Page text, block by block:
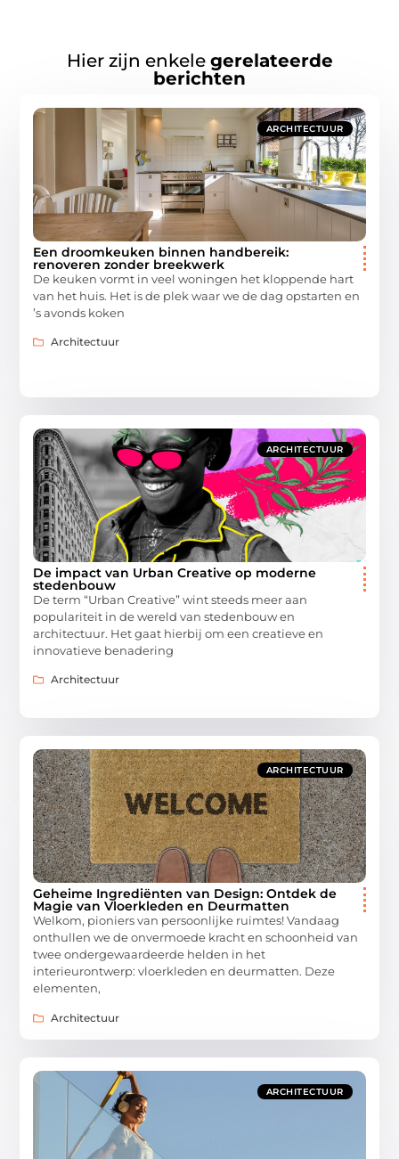
Hier zijn enkele gerelateerde
berichten
ARCHITECTUUR
Een droomkeuken binnen handbereik:
renoveren zonder breekwerk
De keuken vormt in veel woningen het kloppende hart
van het huis. Het is de plek waar we de dag opstarten en
’s avonds koken
Architectuur
ARCHITECTUUR
De impact van Urban Creative op moderne
stedenbouw
De term “Urban Creative” wint steeds meer aan
populariteit in de wereld van stedenbouw en
architectuur. Het gaat hierbij om een creatieve en
innovatieve benadering
Architectuur
ARCHITECTUUR
Geheime Ingrediënten van Design: Ontdek de
Magie van Vloerkleden en Deurmatten
Welkom, pioniers van persoonlijke ruimtes! Vandaag
onthullen we de onvermoede kracht en schoonheid van
twee ondergewaardeerde helden in het
interieurontwerp: vloerkleden en deurmatten. Deze
elementen,
Architectuur
ARCHITECTUUR